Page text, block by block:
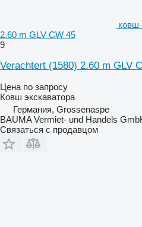
ковш
2.60 m GLV CW 45
9
Verachtert (1580) 2.60 m GLV
Цена по запросу
Ковш экскаватора
Германия, Grossenaspe
BAUMA Vermiet- und Handels
Связаться с продавцом